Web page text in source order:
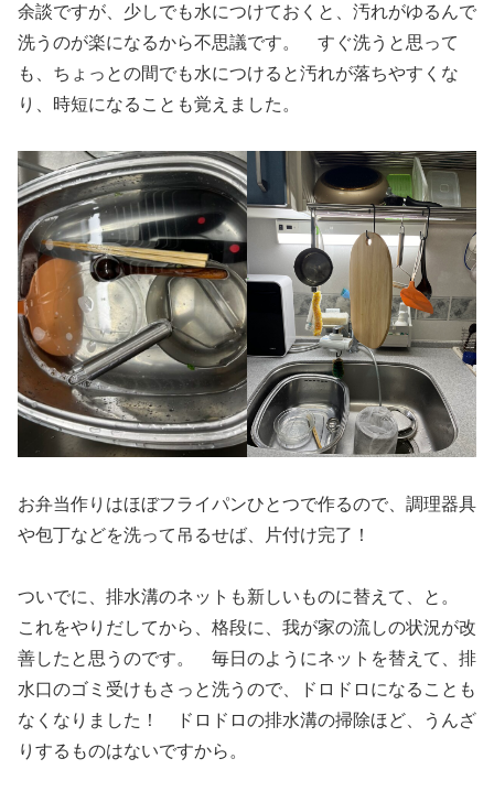
余談ですが、少しでも水につけておくと、汚れがゆるんで
洗うのが楽になるから不思議です。 すぐ洗うと思って
も、ちょっとの間でも水につけると汚れが落ちやすくな
り、時短になることも覚えました。
お弁当作りはほぼフライパンひとつで作るので、調理器具
や包丁などを洗って吊るせば、片付け完了！
ついでに、排水溝のネットも新しいものに替えて、と。
これをやりだしてから、格段に、我が家の流しの状況が改
善したと思うのです。 毎日のようにネットを替えて、排
水口のゴミ受けもさっと洗うので、ドロドロになることも
なくなりました！ ドロドロの排水溝の掃除ほど、うんざ
りするものはないですから。